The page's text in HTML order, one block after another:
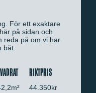
För ett exaktare
på sidan och
reda på om vi har
båt.
RIKTPRIS
44.350kr